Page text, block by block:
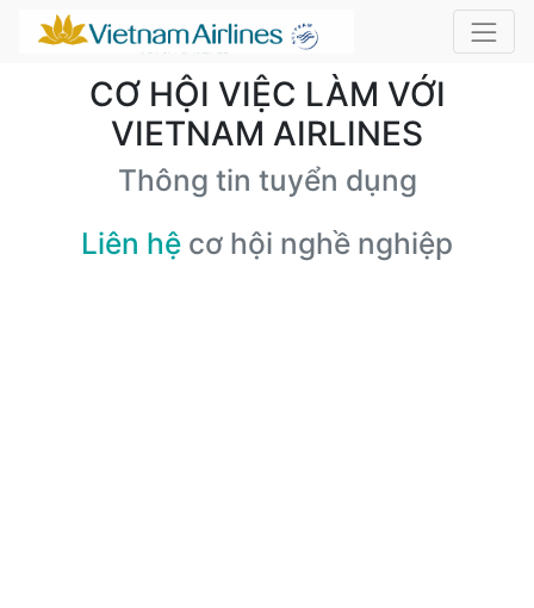
CƠ HỘI VIỆC LÀM VỚI
VIETNAM AIRLINES
Thông tin tuyển dụng
Liên hệ cơ hội nghề nghiệp